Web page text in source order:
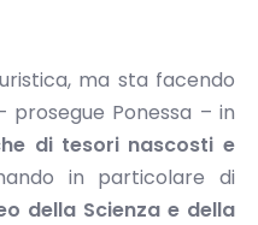
ma sta facendo
Ponessa – in
di tesori nascosti e
in particolare di
della Scienza e della